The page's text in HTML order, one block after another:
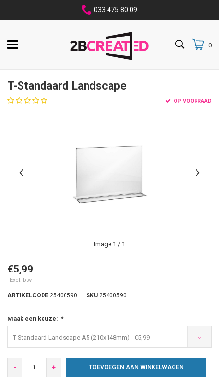
033 475 80 09
0
T-Standaard Landscape
OP VOORRAAD
Image 1 / 1
€5,99
Excl. btw
ARTIKELCODE 25400590 SKU 25400590
Maak een keuze: *
T-Standaard Landscape A5 (210x148mm) - €5,99
- + TOEVOEGEN AAN WINKELWAGEN